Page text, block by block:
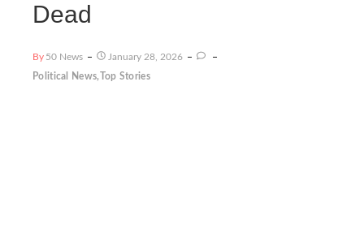
Dead
By 50 News
January 28, 2026
Political News, Top Stories